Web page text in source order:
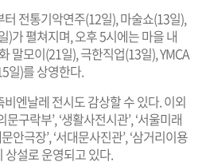
전통기악연주(12일), 마술쇼(13일),
)가 펼쳐지며, 오후 5시에는 마을 내
말모이(21일), 극한직업(13일), YMCA
일)를 상영한다.
엔날레 전시도 감상할 수 있다. 이외
구락부’, ‘생활사전시관’, ‘서울미래
안극장’, ‘서대문사진관’, ‘삼거리이용
상설로 운영되고 있다.